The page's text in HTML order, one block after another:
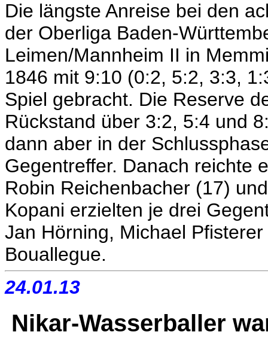
Die längste Anreise bei den
der Oberliga Baden-
Leimen/Mannheim II in
1846 mit 9:10 (0:2, 5:2, 3:3,
Spiel gebracht. Die Reserve
Rückstand über 3:2, 5:4 und
dann aber in der
Gegentreffer. Danach reichte
Robin Reichenbacher (17)
Kopani erzielten je drei
Jan Hörning, Michael
Bouallegue.
24.01.13
Nikar-Wasserballer